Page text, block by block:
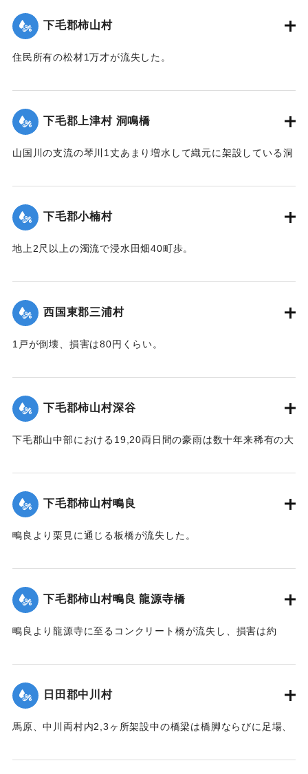
｜固有コード:
下毛郡柿山村
住民所有の松材1万才が流失した。
｜固有コード:00275069
下毛郡上津村 洞鳴橋
山国川の支流の琴川1丈あまり増水して織元に架設している洞
｜固有コード:
下毛郡小楠村
地上2尺以上の濁流で浸水田畑40町歩。
｜固有コード: 00275071
西国東郡三浦村
1戸が倒壊、損害は80円くらい。
｜固有コード:00275064
下毛郡柿山村深谷
下毛郡山中部における19,20両日間の豪雨は数十年来稀有の大
なった。
【出典：大分新聞 大正12年6月23日朝刊7面】
｜固有コード:00275065
下毛郡柿山村鴫良
鴫良より栗見に通じる板橋が流失した。
｜固有コード:00275066
下毛郡柿山村鴫良 龍源寺橋
鴫良より龍源寺に至るコンクリート橋が流失し、損害は約
｜固有コード:
日田郡中川村
馬原、中川両村内2,3ヶ所架設中の橋梁は橋脚ならびに足場、
通が途絶、詳細を知ることができない。